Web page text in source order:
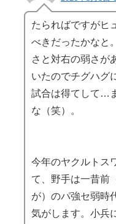
たらればですがヒ
べきだったかなと
さと対右の弱さが
いたのでチグハグ
試合は得てして…
な（笑）。
今年のヤクルトス
て、野手は一昔前
が）のパ強セ弱時
気がします。小兵